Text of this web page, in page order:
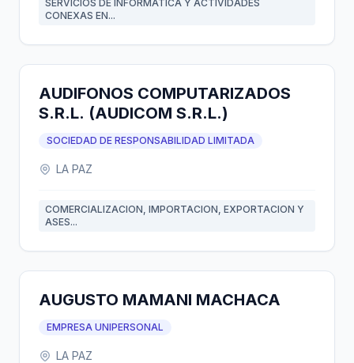
SERVICIOS DE INFORMATICA Y ACTIVIDADES
CONEXAS EN...
AUDIFONOS COMPUTARIZADOS
S.R.L. (AUDICOM S.R.L.)
SOCIEDAD DE RESPONSABILIDAD LIMITADA
LA PAZ
COMERCIALIZACION, IMPORTACION, EXPORTACION Y
ASES...
AUGUSTO MAMANI MACHACA
EMPRESA UNIPERSONAL
LA PAZ